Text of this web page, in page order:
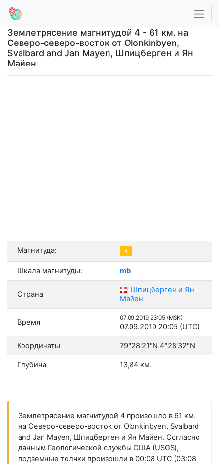
Землетрясение магнитудой 4 - 61 км. на
Северо-северо-восток от Olonkinbyen,
Svalbard and Jan Mayen, Шпицберген и Ян
Майен
Магнитуда: 4
Шкала магнитуды: mb
Страна
Шпицберген и Ян
Майен
Время 07.09.2019 23:05 (MSK)
07.09.2019 20:05 (UTC)
Координаты 79°28'21"N 4°28'32"N
Глубина 13,84 км.
Землетрясение магнитудой 4 произошло в 61 км.
на Северо-северо-восток от Olonkinbyen, Svalbard
and Jan Mayen, Шпицберген и Ян Майен. Согласно
данным Геологической службы США (USGS),
подземные толчки произошли в 00:08 UTC (03:08